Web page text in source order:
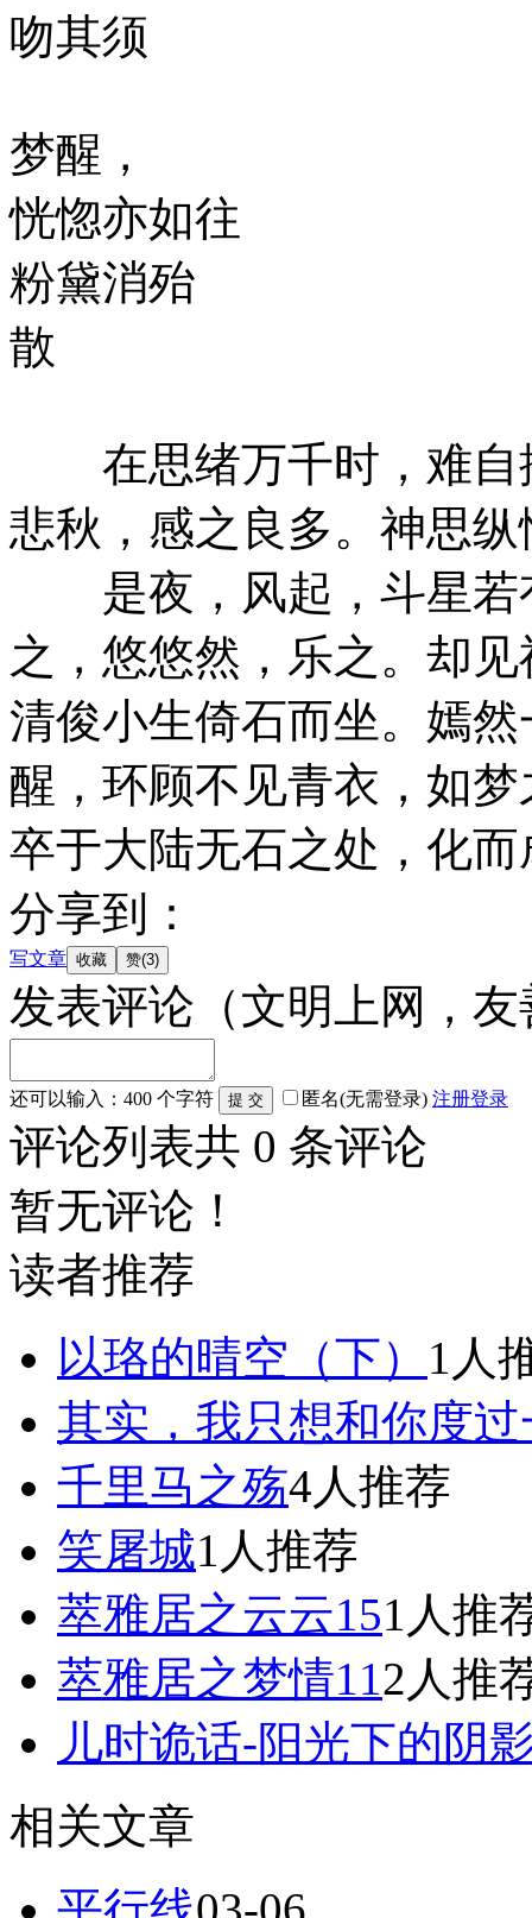
吻其须
梦醒，
恍惚亦如往
粉黛消殆
散
在思绪万千时，难自
悲秋，感之良多。神思纵
是夜，风起，斗星若
之，悠悠然，乐之。却
清俊小生倚石而坐。嫣
醒，环顾不见青衣，如
卒于大陆无石之处，化
分享到：
写文章
发表评论 （文明上网，
还可以输入： 400 个字符 匿名(无需登录) 注册登录
评论列表共 0 条评论
暂无评论！
读者推荐
以珞的晴空（下） 1人
其实，我只想和你度
千里马之殇4人推荐
笑屠城1人推荐
萃雅居之云云151人推
萃雅居之梦情112人推
儿时诡话-阳光下的阴
相关文章